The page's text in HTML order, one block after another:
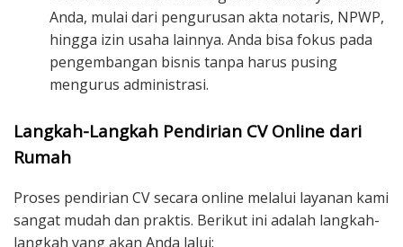
Anda, mulai dari pengurusan akta notaris, NPWP,
hingga izin usaha lainnya. Anda bisa fokus pada
pengembangan bisnis tanpa harus pusing
mengurus administrasi.
Langkah-Langkah Pendirian CV Online dari
Rumah
Proses pendirian CV secara online melalui layanan kami
sangat mudah dan praktis. Berikut ini adalah langkah-
langkah yang akan Anda lalui: